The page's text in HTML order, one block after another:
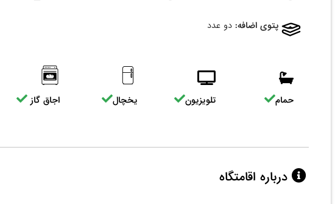
پتوی اضافه: دو عدد
حمام تلویزیون یخچال اجاق گاز
درباره اقامتگاه